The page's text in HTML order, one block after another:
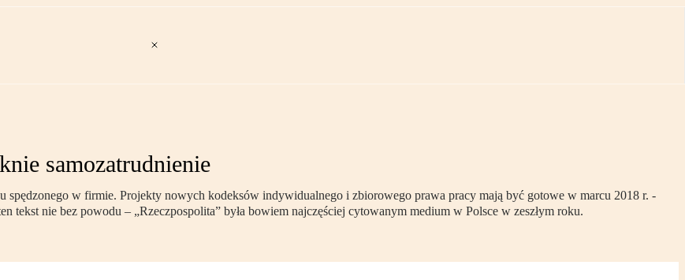
samozatrudnienie
spędzonego w firmie. Projekty nowych kodeksów indywidualnego i zbiorowego prawa pracy mają być gotowe w marcu 2018 r. -
nie bez powodu – „Rzeczpospolita” była bowiem najczęściej cytowanym medium w Polsce w zeszłym roku.